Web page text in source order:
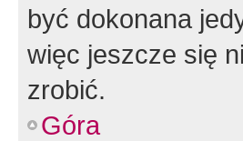
być dokonana
więc jeszcze się
zrobić.
Góra